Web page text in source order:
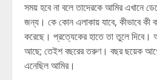
সময় হবে না বলে তাদেরকে আমির এখানে
জন্য। কে কোন এলাকায় যাবে, কীভাবে কী
করেছে। প্রত্যেকের হাতে তা তুলে দিবে।
আছে; তেইশ বছরের তরুণ। বছর ছয়েক
এনেছিল আমির।